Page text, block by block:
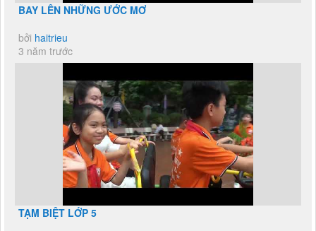
BAY LÊN NHỮNG ƯỚC MƠ
bởi haitrieu
3 năm trước
TẠM BIỆT LỚP 5